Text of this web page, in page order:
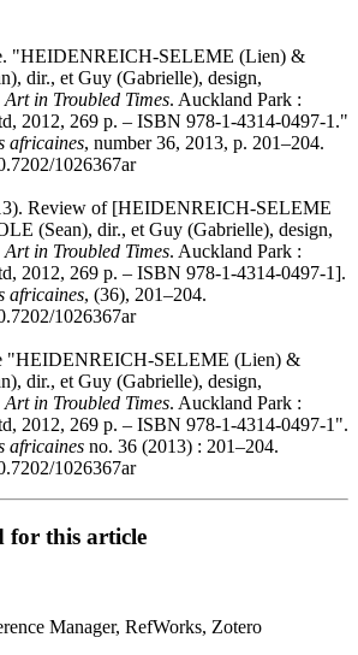
"HEIDENREICH-SELEME (Lien) &
dir., et Guy (Gabrielle), design,
in Troubled Times. Auckland Park :
2012, 269 p. – ISBN 978-1-4314-0497-1."
africaines, number 36, 2013, p. 201–204.
1026367ar
Review of [HEIDENREICH-SELEME
(Sean), dir., et Guy (Gabrielle), design,
in Troubled Times. Auckland Park :
2012, 269 p. – ISBN 978-1-4314-0497-1].
africaines, (36), 201–204.
1026367ar
"HEIDENREICH-SELEME (Lien) &
dir., et Guy (Gabrielle), design,
in Troubled Times. Auckland Park :
2012, 269 p. – ISBN 978-1-4314-0497-1".
africaines no. 36 (2013) : 201–204.
1026367ar
for this article
Manager, RefWorks, Zotero